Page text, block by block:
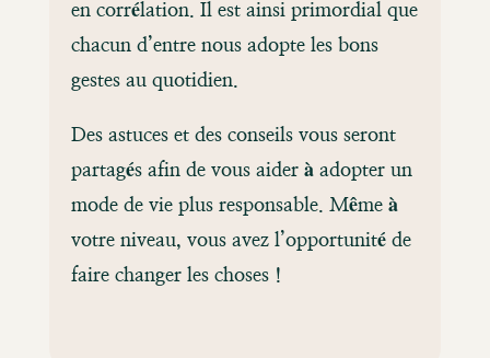
en corrélation. Il est ainsi primordial que
chacun d’entre nous adopte les bons
gestes au quotidien.
Des astuces et des conseils vous seront
partagés afin de vous aider à adopter un
mode de vie plus responsable. Même à
votre niveau, vous avez l’opportunité de
faire changer les choses !